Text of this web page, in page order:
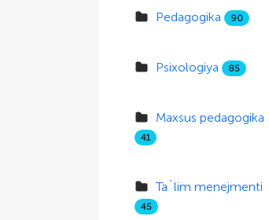
Pedagogika 90
Psixologiya 85
Maxsus pedagogika
41
Ta`lim menejmenti
45